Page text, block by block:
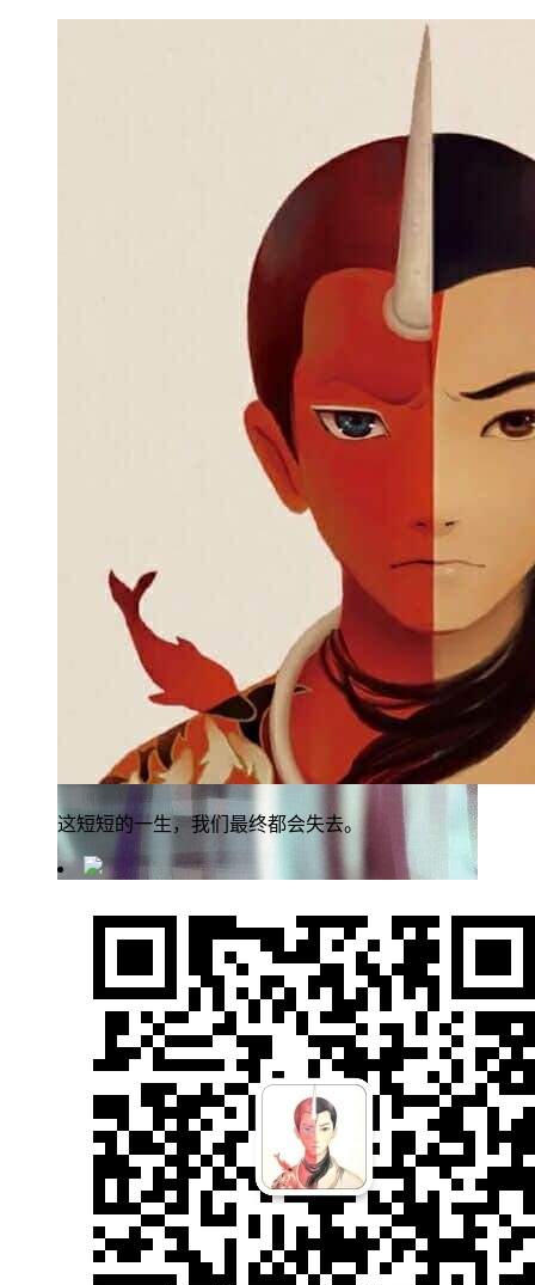
这短短的一生，我们最终都会失去。